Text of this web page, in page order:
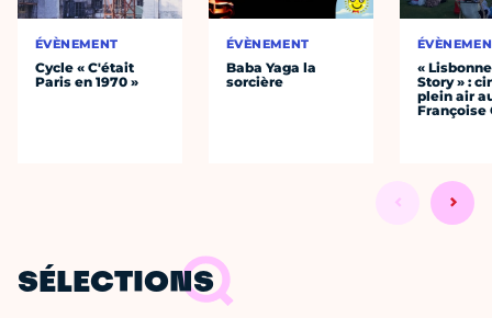
ÉVÈNEMENT
Cycle « C'était
Paris en 1970 »
ÉVÈNEMENT
Baba Yaga la
sorcière
« Lisbonne
Story » :
plein air
Françoise
SÉLECTIONS